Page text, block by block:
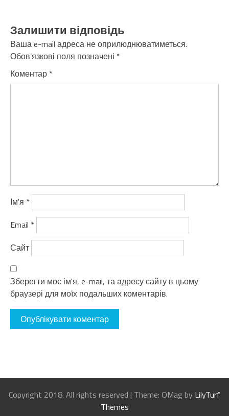
Залишити відповідь
Ваша e-mail адреса не оприлюднюватиметься.
Обов’язкові поля позначені *
Коментар *
Ім'я *
Email *
Сайт
Зберегти моє ім'я, e-mail, та адресу сайту в цьому
браузері для моїх подальших коментарів.
Copyright 2018. All rights reserved | Theme: OMag by LilyTurf
Themes